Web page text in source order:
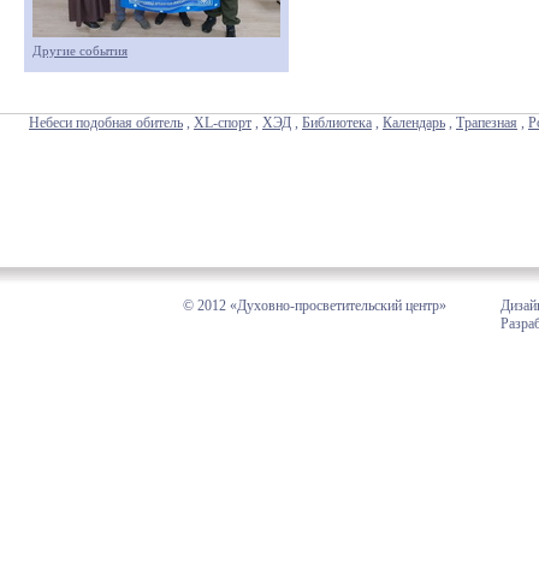
Другие события
Небеси подобная обитель , XL-спорт , ХЭД , Библиотека , Календарь , Трапезная ,
© 2012 «Духовно-просветительский центр»